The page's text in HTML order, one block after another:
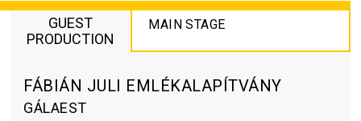
GUEST
PRODUCTION
MAIN STAGE
FÁBIÁN JULI EMLÉKALAPÍTVÁNY
GÁLAEST